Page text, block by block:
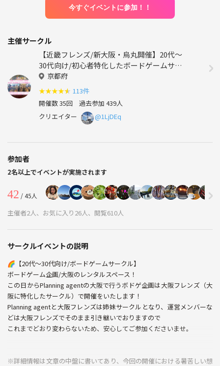
今すぐイベントに参加！！
主催サークル
【近畿フレンズ/新大阪・烏丸開催】20代〜
30代向け/初心者特化したボードゲームサー
クル！
京都府
★★★★★ 113件
開催数 35回 過去参加 439人
クリエイター
@1LjDEq
参加者
2名以上でイベントが実施されます
42 / 45人
主催者2人、お気に入り26人、閲覧610人
サークルイベントの説明
🌈【20代〜30代向け/ボードゲームサークル】
ボードゲーム企画/大阪のレンタルスペース！
この日からPlanning agentの大阪で行うボドゲ企画は大阪フレンズ（大
阪に特化したサークル）で開催をいたします！
Planning agentと大阪フレンズは姉妹サークルとなり、運営メンバーな
どは大阪フレンズでそのまま引き継いでおりますので
これまでどおり変わらないため、安心してご参加くださいませ。
※詳細情報は文章の中盤に書いてあり、今回の開催における暑苦しい想